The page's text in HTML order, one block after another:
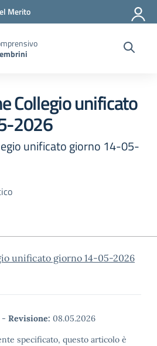
Merito
Collegio unificato
2026
unificato giorno 14-05-
unificato giorno 14-05-2026
- Revisione: 08.05.2026
specificato, questo articolo è